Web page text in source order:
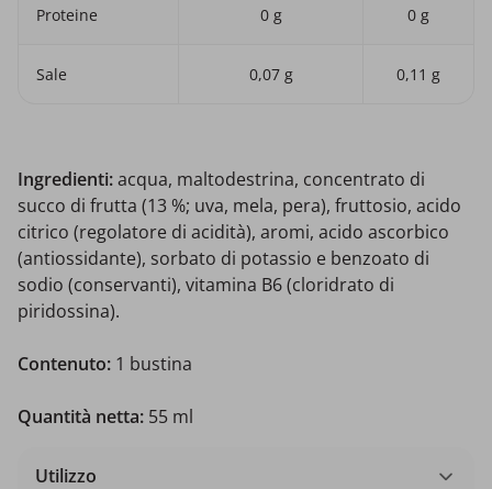
Proteine 0 g 0 g
Sale 0,07 g 0,11 g
Ingredienti:acqua, maltodestrina, concentrato di
succo di frutta (13 %; uva, mela, pera), fruttosio, acido
citrico (regolatore di acidità), aromi, acido ascorbico
(antiossidante), sorbato di potassio e benzoato di
sodio (conservanti), vitamina B6 (cloridrato di
piridossina).
Contenuto: 1 bustina
Quantità netta: 55 ml
Utilizzo